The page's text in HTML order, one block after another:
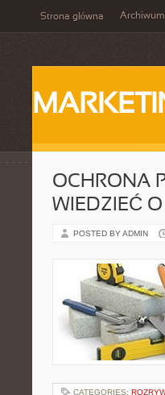
Strona główna Archiwum
OCHRONA
WIEDZIEĆ
POSTED BY ADMIN
CATEGORIES: